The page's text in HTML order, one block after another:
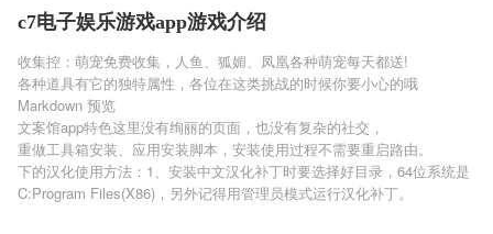
c7电子娱乐游戏app游戏介绍
收集控：萌宠免费收集，人鱼、狐媚、凤凰各种萌宠每天都送!
各种道具有它的独特属性，各位在这类挑战的时候你要小心的哦
Markdown 预览
文案馆app特色这里没有绚丽的页面，也没有复杂的社交，
重做工具箱安装、应用安装脚本，安装使用过程不需要重启路由。
下的汉化使用方法：1、安装中文汉化补丁时要选择好目录，64位系统是
C:Program Files(X86)，另外记得用管理员模式运行汉化补丁。